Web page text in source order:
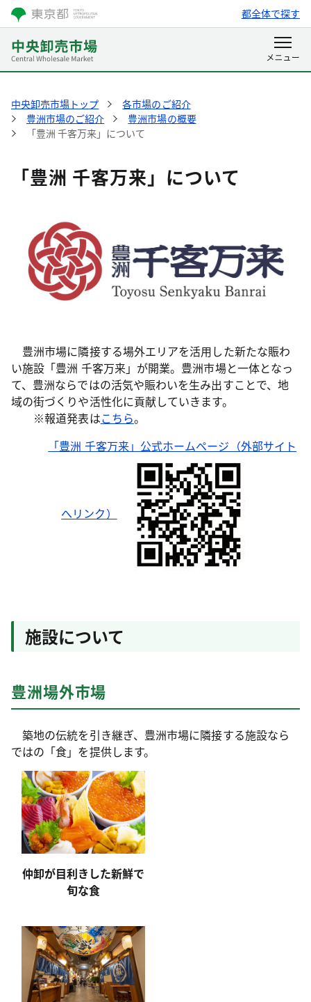
都全体で探す
中央卸売市場トップ
各市場のご紹介
豊洲市場のご紹介
豊洲市場の概要
「豊洲 千客万来」について
「豊洲 千客万来」について
豊洲市場に隣接する場外エリアを活用した新たな賑わ
い施設「豊洲 千客万来」が開業。豊洲市場と一体となっ
て、豊洲ならではの活気や賑わいを生み出すことで、地
域の街づくりや活性化に貢献していきます。
※報道発表はこちら。
「豊洲 千客万来」公式ホームページ（外部サイト
へリンク）
施設について
豊洲場外市場
築地の伝統を引き継ぎ、豊洲市場に隣接する施設なら
ではの「食」を提供します。
仲卸が目利きした新鮮で
旬な食